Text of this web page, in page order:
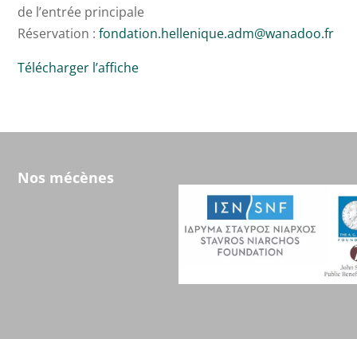
de l’entrée principale
Réservation :fondation.hellenique.adm@wanadoo.fr
Télécharger l’affiche
Nos mécènes